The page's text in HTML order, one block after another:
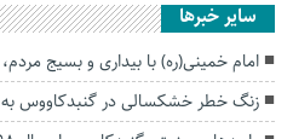
سایر خبرها
امام خمینی(ره) با بیداری و بسیج
زنگ خطر خشکسالی در گنبدکاووس به